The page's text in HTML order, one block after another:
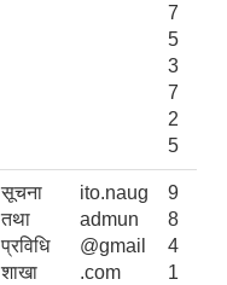
7
5
3
7
2
5
सूचना
तथा
प्रविधि
शाखा
ito.naug
admun
@gmail
.com
9
8
4
1